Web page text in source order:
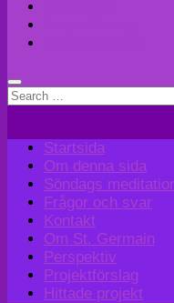
Search
Startsida
Om denna sida
Söndags
Frågor och svar
Kontakt
Om St. Germain
Perspektiv
Projektförslag
Hittade projekt